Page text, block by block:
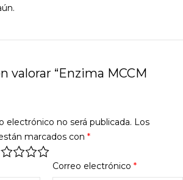
valorar “Enzima MCCM
electrónico no será publicada. Los
marcados con *
Correo electrónico *